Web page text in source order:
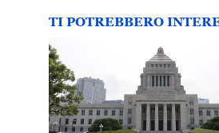
TI POTREBBERO